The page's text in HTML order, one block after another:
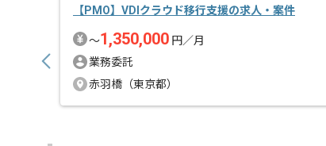
【PMO】VDIクラウド移行支援の求人・案件
〜1,350,000 円／月
業務委託
赤羽橋（東京都）